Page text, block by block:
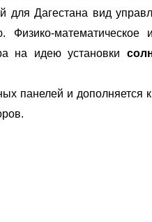
Дагестана вид
математическое
на идею установки
панелей и дополняется